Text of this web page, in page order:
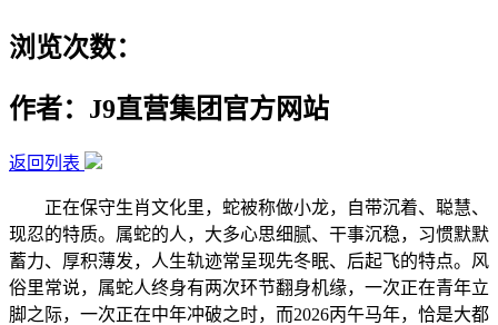
浏览次数：
作者：J9直营集团官方网站
返回列表
正在保守生肖文化里，蛇被称做小龙，自带沉着、聪慧、
现忍的特质。属蛇的人，大多心思细腻、干事沉稳，习惯默默
蓄力、厚积薄发，人生轨迹常呈现先冬眠、后起飞的特点。风
俗里常说，属蛇人终身有两次环节翻身机缘，一次正在青年立
脚之际，一次正在中年冲破之时，而2026丙午马年，恰是大都